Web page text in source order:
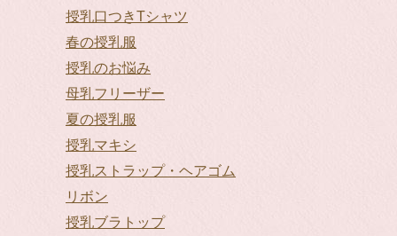
授乳口つきTシャツ
春の授乳服
授乳のお悩み
母乳フリーザー
夏の授乳服
授乳マキシ
授乳ストラップ・ヘアゴム
リボン
授乳ブラトップ